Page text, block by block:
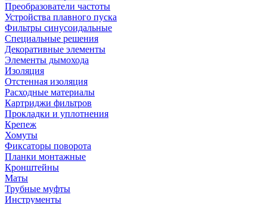
Преобразователи частоты
Устройства плавного пуска
Фильтры синусоидальные
Специальные решения
Декоративные элементы
Элементы дымохода
Изоляция
Отстенная изоляция
Расходные материалы
Картриджи фильтров
Прокладки и уплотнения
Крепеж
Хомуты
Фиксаторы поворота
Планки монтажные
Кронштейны
Маты
Трубные муфты
Инструменты